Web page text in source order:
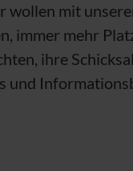
wollen mit
immer mehr
ihre
und